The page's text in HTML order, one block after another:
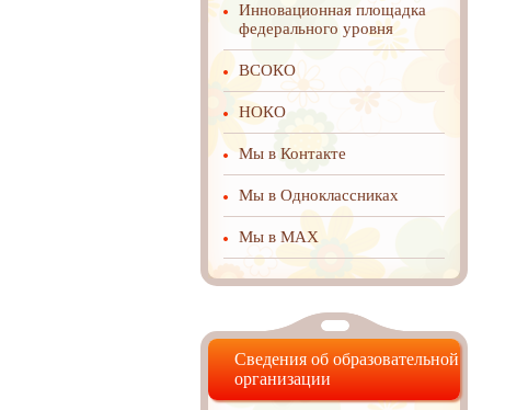
Инновационная площадка
федерального уровня
ВСОКО
НОКО
Мы в Контакте
Мы в Одноклассниках
Мы в MAX
Сведения об образовательной
организации